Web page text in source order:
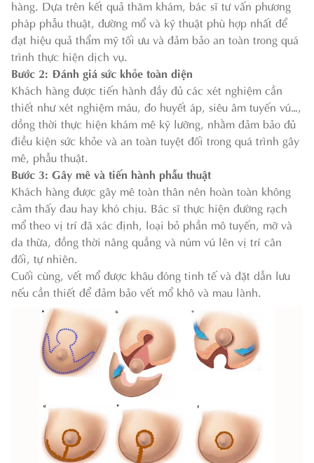
hàng. Dựa trên kết quả thăm khám, bác sĩ tư vấn phương
pháp phẫu thuật, đường mổ và kỹ thuật phù hợp nhất để
đạt hiệu quả thẩm mỹ tối ưu và đảm bảo an toàn trong quá
trình thực hiện dịch vụ.
Bước 2: Đánh giá sức khỏe toàn diện
Khách hàng được tiến hành đầy đủ các xét nghiệm cần
thiết như xét nghiệm máu, đo huyết áp, siêu âm tuyến vú…,
dồng thời thực hiện khám mê kỹ lưỡng, nhằm đảm bảo đủ
điều kiện sức khỏe và an toàn tuyệt đối trong quá trình gây
mê, phẫu thuật.
Bước 3: Gây mê và tiến hành phẫu thuật
Khách hàng được gây mê toàn thân nên hoàn toàn không
cảm thấy đau hay khó chịu. Bác sĩ thực hiện đường rạch
mổ theo vị trí đã xác định, loại bỏ phần mô tuyến, mỡ và
da thừa, đồng thời nâng quầng và núm vú lên vị trí cân
đối, tự nhiên.
Cuối cùng, vết mổ được khâu đóng tinh tế và đặt dẫn lưu
nếu cần thiết để đảm bảo vết mổ khô và mau lành.